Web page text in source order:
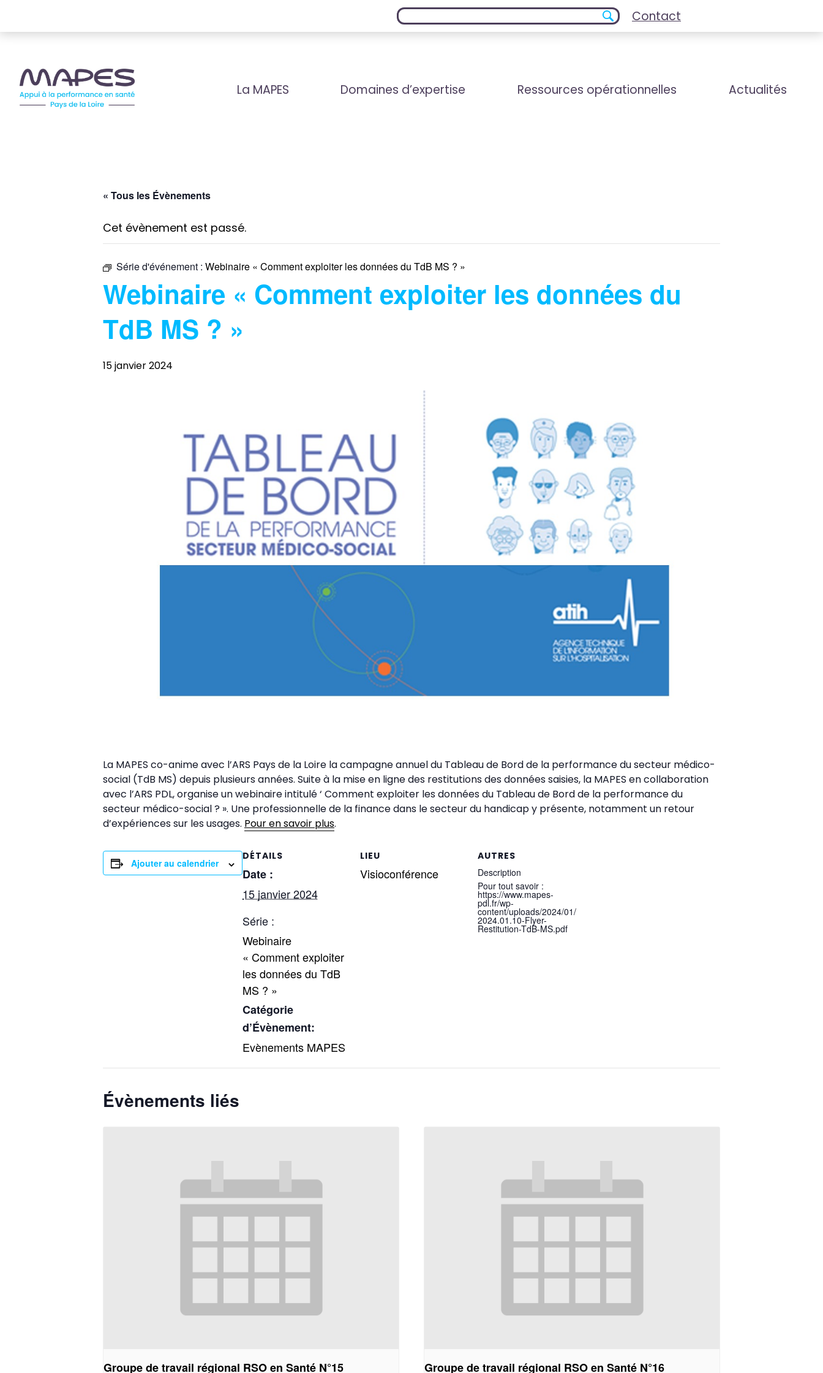
Contact
La MAPES Domaines d’expertise Ressources opérationnelles Actualités
« Tous les Évènements
Cet évènement est passé.
Série d'événement : Webinaire « Comment exploiter les données du TdB MS ? »
Webinaire « Comment exploiter les données du
TdB MS ? »
15 janvier 2024
La MAPES co-anime avec l’ARS Pays de la Loire la campagne annuel du Tableau de Bord de la performance du secteur médico-
social (TdB MS) depuis plusieurs années. Suite à la mise en ligne des restitutions des données saisies, la MAPES en collaboration
avec l’ARS PDL, organise un webinaire intitulé ‘ Comment exploiter les données du Tableau de Bord de la performance du
secteur médico-social ? ». Une professionnelle de la finance dans le secteur du handicap y présente, notamment un retour
d’expériences sur les usages. Pour en savoir plus.
Ajouter au calendrier
DÉTAILS
Date :
15 janvier 2024
Série :
Webinaire
« Comment exploiter
les données du TdB
MS ? »
Catégorie
d’Évènement:
Evènements MAPES
LIEU
Visioconférence
AUTRES
Description
Pour tout savoir :
https://www.mapes-
pdl.fr/wp-
content/uploads/2024/01/
2024.01.10-Flyer-
Restitution-TdB-MS.pdf
Évènements liés
Groupe de travail régional RSO en Santé N°15 Groupe de travail régional RSO en Santé N°16